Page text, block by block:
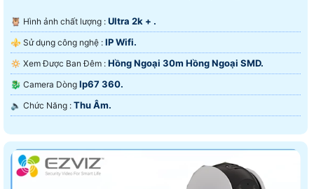
🦉 Hình ảnh chất lượng : Ultra 2k + .
⚜️ Sử dụng công nghệ : IP Wifi.
🔅 Xem Được Ban Đêm : Hồng Ngoại 30m Hồng Ngoại SMD.
🐉️ Camera Dòng Ip67 360.
️🔈 Chức Năng : Thu Âm.